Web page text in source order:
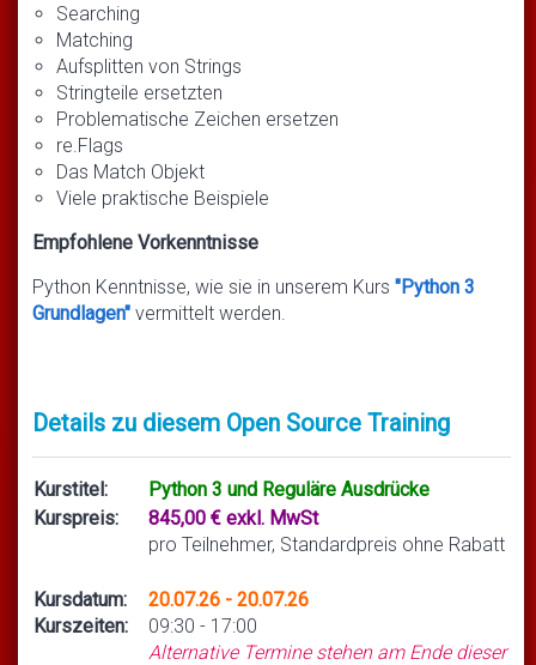
Searching
Matching
Aufsplitten von Strings
Stringteile ersetzten
Problematische Zeichen ersetzen
re.Flags
Das Match Objekt
Viele praktische Beispiele
Empfohlene Vorkenntnisse
Python Kenntnisse, wie sie in unserem Kurs "Python 3
Grundlagen" vermittelt werden.
Details zu diesem Open Source Training
Kurstitel:
Python 3 und Reguläre Ausdrücke
Kurspreis:
845,00 € exkl. MwSt
pro Teilnehmer, Standardpreis ohne Rabatt
Kursdatum:
Kurszeiten:
20.07.26 - 20.07.26
09:30 - 17:00
Alternative Termine stehen am Ende dieser